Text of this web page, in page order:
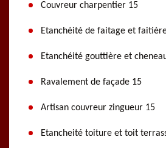
Couvreur charpentier 15
Etanchéité de faitage et
Etanchéité gouttière et
Ravalement de façade 15
Artisan couvreur zingueur 15
Etancheité toiture et toit